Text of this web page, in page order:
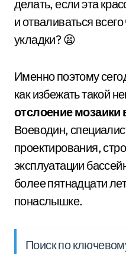
делать, если эта
и отваливаться
укладки? 😫
Именно поэтому
как избежать такой
отслоение мозаики
Воеводин,
проектирования,
эксплуатации
более пятнадцати
понаслышке.
Поиск по